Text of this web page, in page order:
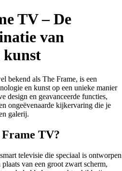
TV – De
van
kunst
bekend als The Frame, is een
en kunst op een unieke manier
design en geavanceerde functies,
ongeëvenaarde kijkervaring die je
galerij.
Frame TV?
televisie die speciaal is ontworpen
van een groot zwart scherm,